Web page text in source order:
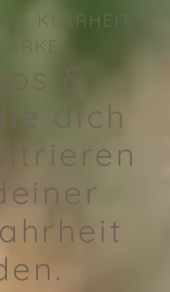
KLARHEIT
&
dich